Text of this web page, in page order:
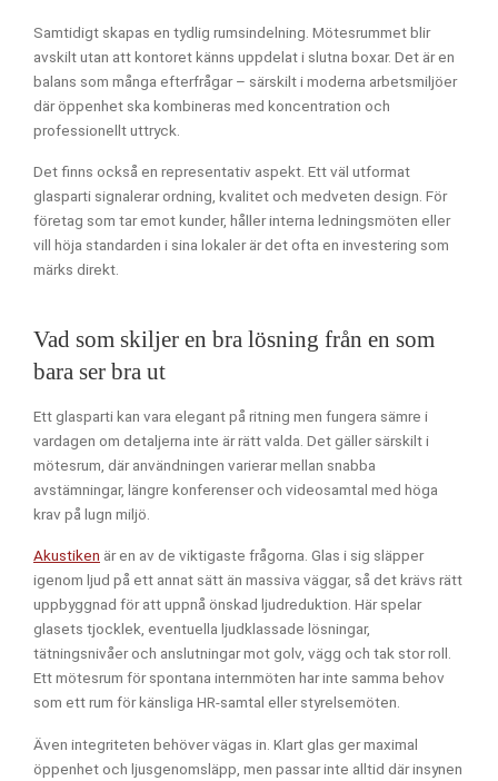
Samtidigt skapas en tydlig rumsindelning. Mötesrummet blir
avskilt utan att kontoret känns uppdelat i slutna boxar. Det är en
balans som många efterfrågar – särskilt i moderna arbetsmiljöer
där öppenhet ska kombineras med koncentration och
professionellt uttryck.
Det finns också en representativ aspekt. Ett väl utformat
glasparti signalerar ordning, kvalitet och medveten design. För
företag som tar emot kunder, håller interna ledningsmöten eller
vill höja standarden i sina lokaler är det ofta en investering som
märks direkt.
Vad som skiljer en bra lösning från en som
bara ser bra ut
Ett glasparti kan vara elegant på ritning men fungera sämre i
vardagen om detaljerna inte är rätt valda. Det gäller särskilt i
mötesrum, där användningen varierar mellan snabba
avstämningar, längre konferenser och videosamtal med höga
krav på lugn miljö.
Akustiken är en av de viktigaste frågorna. Glas i sig släpper
igenom ljud på ett annat sätt än massiva väggar, så det krävs rätt
uppbyggnad för att uppnå önskad ljudreduktion. Här spelar
glasets tjocklek, eventuella ljudklassade lösningar,
tätningsnivåer och anslutningar mot golv, vägg och tak stor roll.
Ett mötesrum för spontana internmöten har inte samma behov
som ett rum för känsliga HR-samtal eller styrelsemöten.
Även integriteten behöver vägas in. Klart glas ger maximal
öppenhet och ljusgenomsläpp, men passar inte alltid där insynen